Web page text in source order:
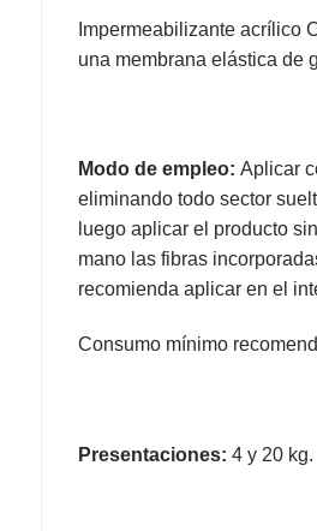
Impermeabilizante acrílico
una membrana elástica de
Modo de empleo: Aplicar
eliminando todo sector
luego aplicar el producto
mano las fibras
recomienda aplicar en el
Consumo mínimo
Presentaciones: 4 y 20 kg.